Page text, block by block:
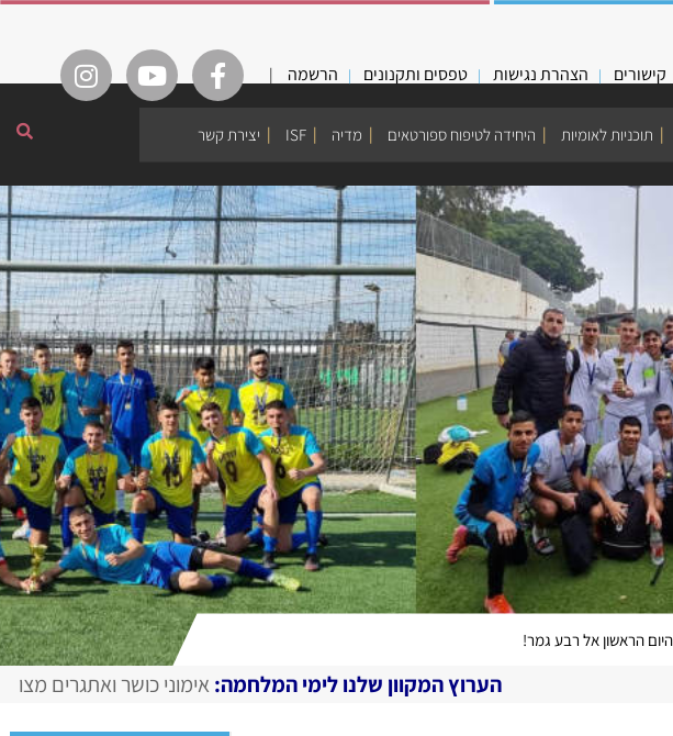
קישורים הצהרת נגישות טפסים ותקנונים הרשמה |
תוכניות לאומיות היחידה לטיפוח ספורטאים מדיה ISF יצירת קשר
הראשון אל רבע גמר!
הערוץ המקוון שלנו לימי המלחמה:אימוני כושר ואתגרים מצולמים, מגזין